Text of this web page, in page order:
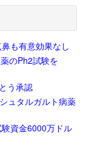
も有意効果なし
のPh2試験を
う承認
ュタルガルト病薬
資金6000万ドル